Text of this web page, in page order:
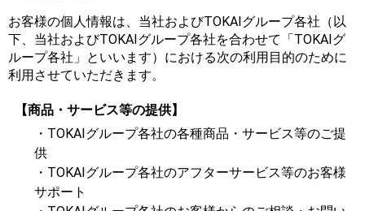
お客様の個人情報は、当社およびTOKAIグループ各社（以
下、当社およびTOKAIグループ各社を合わせて「TOKAIグ
ループ各社」といいます）における次の利用目的のために
利用させていただきます。
【商品・サービス等の提供】
・TOKAIグループ各社の各種商品・サービス等のご提
供
・TOKAIグループ各社のアフターサービス等のお客様
サポート